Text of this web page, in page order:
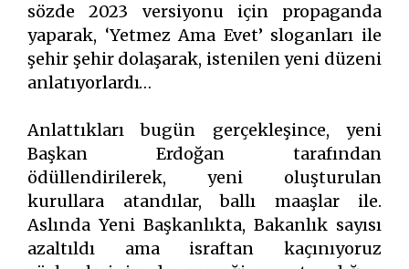
sözde 2023 versiyonu için propaganda
yaparak, ‘Yetmez Ama Evet’ sloganları ile
şehir şehir dolaşarak, istenilen yeni düzeni
anlatıyorlardı…
Anlattıkları bugün gerçekleşince, yeni
Başkan Erdoğan tarafından
ödüllendirilerek, yeni oluşturulan
kurullara atandılar, ballı maaşlar ile.
Aslında Yeni Başkanlıkta, Bakanlık sayısı
azaltıldı ama israftan kaçınıyoruz